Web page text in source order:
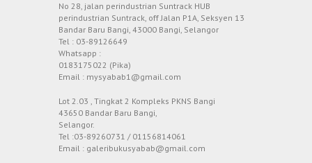
No 28, jalan perindustrian Suntrack HUB
perindustrian Suntrack, off Jalan P1A, Seksyen 13
Bandar Baru Bangi, 43000 Bangi, Selangor
Tel : 03-89126649
Whatsapp :
0183175022 (Pika)
Email : mysyabab1@gmail.com
Lot 2.03 , Tingkat 2 Kompleks PKNS Bangi
43650 Bandar Baru Bangi,
Selangor.
Tel :03-89260731 / 01156814061
Email : galeribukusyabab@gmail.com